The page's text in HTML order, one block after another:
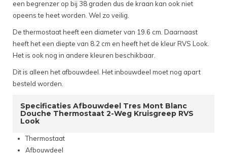
een begrenzer op bij 38 graden dus de kraan kan ook niet
opeens te heet worden. Wel zo veilig.
De thermostaat heeft een diameter van 19.6 cm. Daarnaast
heeft het een diepte van 8.2 cm en heeft het de kleur RVS Look.
Het is ook nog in andere kleuren beschikbaar.
Dit is alleen het afbouwdeel. Het inbouwdeel moet nog apart
besteld worden.
Specificaties Afbouwdeel Tres Mont Blanc
Douche Thermostaat 2-Weg Kruisgreep RVS
Look
Thermostaat
Afbouwdeel